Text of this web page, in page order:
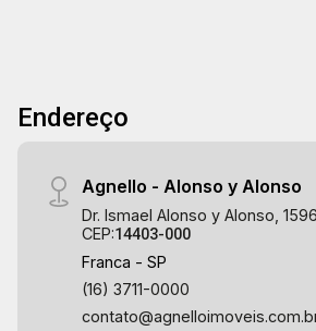
Endereço
Agnello - Alonso y Alonso
Dr. Ismael Alonso y Alonso,
CEP:14403-000
Franca - SP
(16) 3711-0000